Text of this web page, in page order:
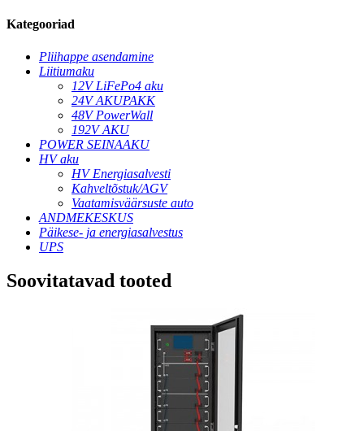
Kategooriad
Pliihappe asendamine
Liitiumaku
12V LiFePo4 aku
24V AKUPAKK
48V PowerWall
192V AKU
POWER SEINAAKU
HV aku
HV Energiasalvesti
Kahveltõstuk/AGV
Vaatamisväärsuste auto
ANDMEKESKUS
Päikese- ja energiasalvestus
UPS
Soovitatavad tooted